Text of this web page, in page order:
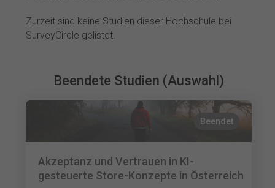
Zurzeit sind keine Studien dieser Hochschule bei
SurveyCircle gelistet.
Beendete Studien (Auswahl)
Beendet
Akzeptanz und Vertrauen in KI-
gesteuerte Store-Konzepte in Österreich